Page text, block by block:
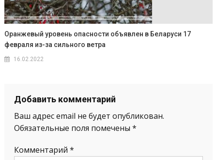
Оранжевый уровень опасности объявлен в Беларуси 17
февраля из-за сильного ветра
16.02.2022
Добавить комментарий
Ваш адрес email не будет опубликован.
Обязательные поля помечены *
Комментарий *